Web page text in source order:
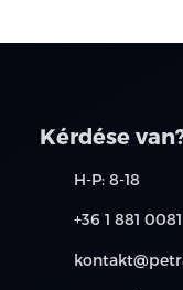
Kérdése
H-P: 8-18
+36 1 881 0081